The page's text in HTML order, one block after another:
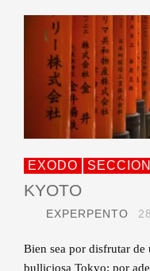
EXODO
KYOTO
EXPERPENTO
Bien sea por disfrutar de
bulliciosa Tokyo; por